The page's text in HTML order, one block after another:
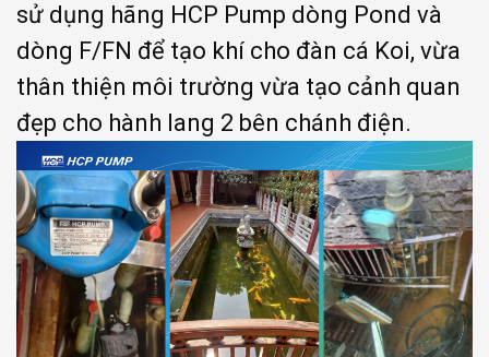
sử dụng hãng HCP Pump dòng Pond và
dòng F/FN để tạo khí cho đàn cá Koi, vừa
thân thiện môi trường vừa tạo cảnh quan
đẹp cho hành lang 2 bên chánh điện.